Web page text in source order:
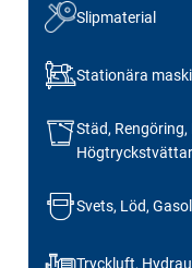
Slipmaterial
Stationära
Städ,
Högtryckstvättar
Svets, Löd,
Tryckluft,